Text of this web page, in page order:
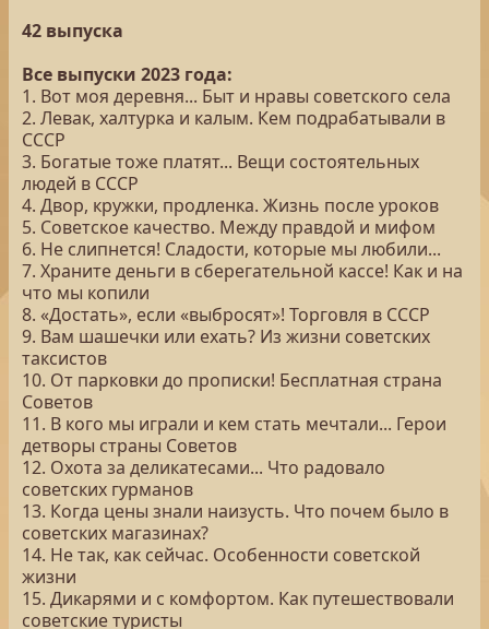
42 выпуска
Все выпуски 2023 года:
1. Вот моя деревня... Быт и нравы советского села
2. Левак, халтурка и калым. Кем подрабатывали в
СССР
3. Богатые тоже платят... Вещи состоятельных
людей в СССР
4. Двор, кружки, продленка. Жизнь после уроков
5. Советское качество. Между правдой и мифом
6. Не слипнется! Сладости, которые мы любили...
7. Храните деньги в сберегательной кассе! Как и на
что мы копили
8. «Достать», если «выбросят»! Торговля в СССР
9. Вам шашечки или ехать? Из жизни советских
таксистов
10. От парковки до прописки! Бесплатная страна
Советов
11. В кого мы играли и кем стать мечтали... Герои
детворы страны Советов
12. Охота за деликатесами... Что радовало
советских гурманов
13. Когда цены знали наизусть. Что почем было в
советских магазинах?
14. Не так, как сейчас. Особенности советской
жизни
15. Дикарями и с комфортом. Как путешествовали
советские туристы